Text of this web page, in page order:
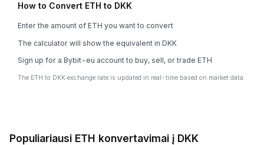
How to Convert ETH to DKK
Enter the amount of ETH you want to convert
The calculator will show the equivalent in DKK
Sign up for a Bybit-eu account to buy, sell, or trade ETH
The ETH to DKK exchange rate is updated in real-time based on market data.
Populiariausi ETH konvertavimai į DKK